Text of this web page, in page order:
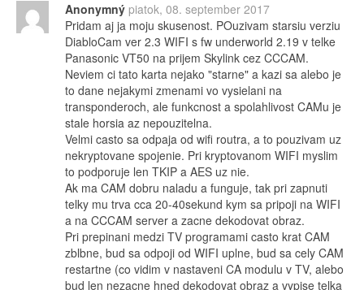
Anonymný piatok, 08. september 2017
Pridam aj ja moju skusenost. POuzivam starsiu verziu
DiabloCam ver 2.3 WIFI s fw underworld 2.19 v telke
Panasonic VT50 na prijem Skylink cez CCCAM.
Neviem ci tato karta nejako "starne" a kazi sa alebo je
to dane nejakymi zmenami vo vysielani na
transponderoch, ale funkcnost a spolahlivost CAMu je
stale horsia az nepouzitelna.
Velmi casto sa odpaja od wifi routra, a to pouzivam uz
nekryptovane spojenie. Pri kryptovanom WIFI myslim
to podporuje len TKIP a AES uz nie.
Ak ma CAM dobru naladu a funguje, tak pri zapnuti
telky mu trva cca 20-40sekund kym sa pripoji na WIFI
a na CCCAM server a zacne dekodovat obraz.
Pri prepinani medzi TV programami casto krat CAM
zblbne, bud sa odpoji od WIFI uplne, bud sa cely CAM
restartne (co vidim v nastaveni CA modulu v TV, alebo
bud len nezacne hned dekodovat obraz a vypise telka